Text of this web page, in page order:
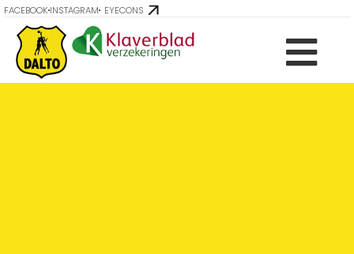
FACEBOOK INSTAGRAM EYECONS